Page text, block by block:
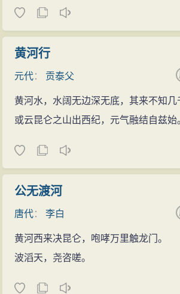
黄河行
元代： 贡泰父
黄河水，水阔无边深无底，其来不知几
或云昆仑之山出西纪，元气融结自兹始
公无渡河
唐代：李白
黄河西来决昆仑，咆哮万里触龙门。
波滔天，尧咨嗟。